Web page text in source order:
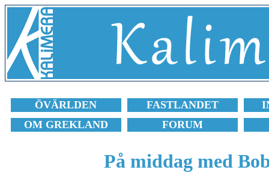
ÖVÄRLDEN FASTLANDET
OM GREKLAND
FORUM
På middag med